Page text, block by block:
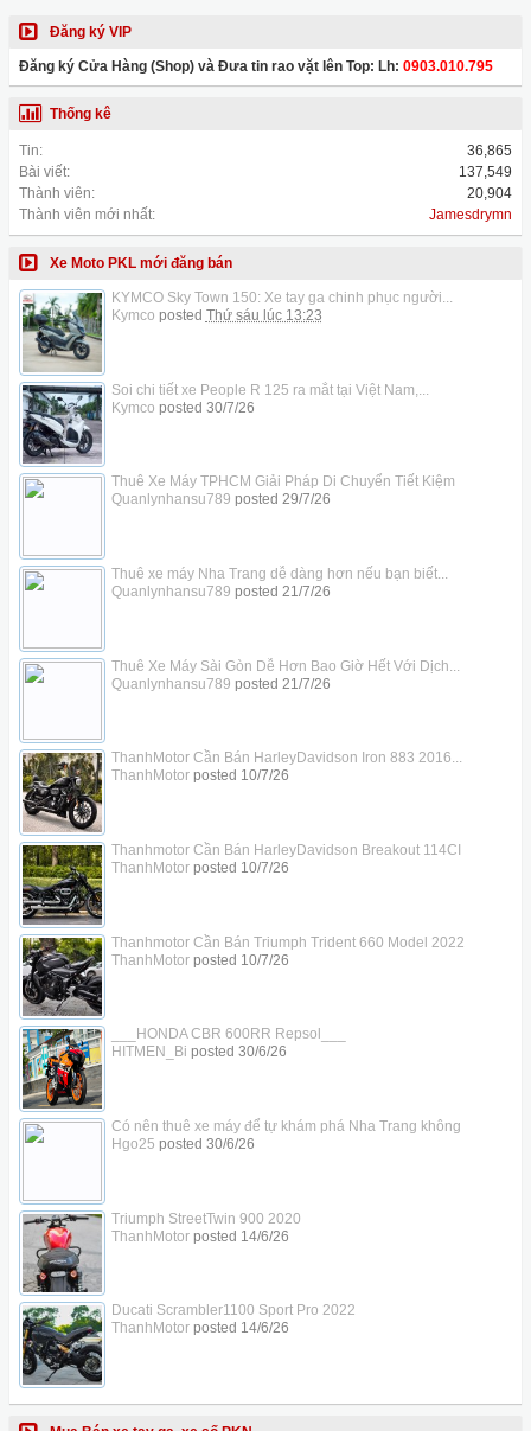
Đăng ký VIP
Đăng ký Cửa Hàng (Shop) và Đưa tin rao vặt lên Top: Lh: 0903.010.795
Thống kê
Tin:
36,865
Bài viết:
137,549
Thành viên:
20,904
Thành viên mới nhất:
Jamesdrymn
Xe Moto PKL mới đăng bán
KYMCO Sky Town 150: Xe tay ga chinh phục người...
Kymco posted Thứ sáu lúc 13:23
Soi chi tiết xe People R 125 ra mắt tại Việt Nam,...
Kymco posted 30/7/26
Thuê Xe Máy TPHCM Giải Pháp Di Chuyển Tiết Kiệm
Quanlynhansu789 posted 29/7/26
Thuê xe máy Nha Trang dễ dàng hơn nếu bạn biết...
Quanlynhansu789 posted 21/7/26
Thuê Xe Máy Sài Gòn Dễ Hơn Bao Giờ Hết Với Dịch...
Quanlynhansu789 posted 21/7/26
ThanhMotor Cần Bán HarleyDavidson Iron 883 2016...
ThanhMotorposted 10/7/26
Thanhmotor Cần Bán HarleyDavidson Breakout 114CI
ThanhMotorposted 10/7/26
Thanhmotor Cần Bán Triumph Trident 660 Model 2022
ThanhMotorposted 10/7/26
___HONDA CBR 600RR Repsol___
HITMEN_Bi posted 30/6/26
Có nên thuê xe máy để tự khám phá Nha Trang không
Hgo25 posted 30/6/26
Triumph StreetTwin 900 2020
ThanhMotorposted 14/6/26
Ducati Scrambler1100 Sport Pro 2022
ThanhMotorposted 14/6/26